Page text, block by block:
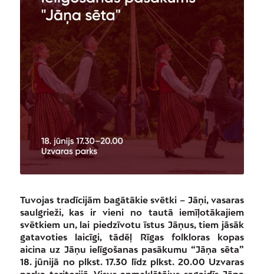
Tuvojas tradīcijām bagātākie svētki – Jāņi, vasaras
saulgrieži, kas ir vieni no tautā iemīļotākajiem
svētkiem un, lai piedzīvotu īstus Jāņus, tiem jāsāk
gatavoties laicīgi, tādēļ Rīgas folkloras kopas
aicina uz Jāņu ielīgošanas pasākumu “Jāņa sēta”
18. jūnijā no plkst. 17.30 līdz plkst. 20.00 Uzvaras